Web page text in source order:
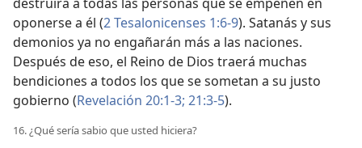
destruirá a todas las personas que se empeñen en
oponerse a él (2 Tesalonicenses 1:6-9). Satanás y sus
demonios ya no engañarán más a las naciones.
Después de eso, el Reino de Dios traerá muchas
bendiciones a todos los que se sometan a su justo
gobierno (Revelación 20:1-3; 21:3-5).
16. ¿Qué sería sabio que usted hiciera?